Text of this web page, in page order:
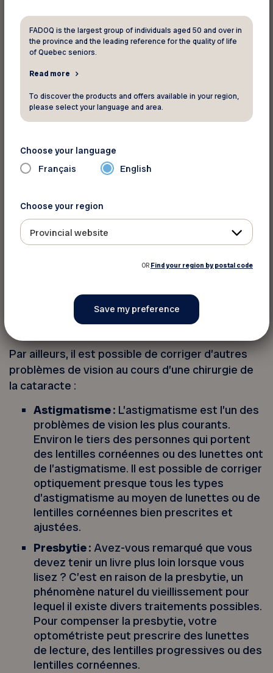
remplacera votre cristallin existant par un
cristallin artificiel. La chirurgie de la cataracte est
considérée comme l’une des interventions les
plus sécuritaires.
« Il est possible de corriger d’autres
chirurgie de la cataracte »
spécialistes secondaires comme des
ophtalmologistes pour faire traiter des maladies
systémiques ou subir une chirurgie de l’oeil au
en charge, conjointement avec les
oculaires et les soins aux patients, avant et
après la chirurgie.
Par ailleurs, il est possible de corriger d’autres
problèmes de vision au cours d’une chirurgie de
la cataracte :
Astigmatisme : L’astigmatisme est l’un des
problèmes de vision les plus courants.
Environ le tiers des personnes qui portent
des lentilles cornéennes ou des lunettes ont
de l’astigmatisme. Il est possible de corriger
optiquement presque tous les types
d’astigmatisme au moyen de lunettes ou de
lentilles cornéennes bien prescrites et
ajustées.
Presbytie : Avez-vous remarqué que vous
devez tenir un livre plus loin lorsque vous
lisez ? C’est en raison de la presbytie, un
phénomène naturel du vieillissement pour
lequel il existe divers traitements possibles.
Pour compenser la presbytie, votre
optométriste peut prescrire des lunettes
de lecture, des lentilles progressives ou des
lentilles cornéennes.
FADOQ is the largest group of individuals aged 50 and over in
the province and the leading reference for the quality of life
of Quebec seniors.
Read more
To discover the products and offers available in your region,
please select your language and area.
Choose your language
Français English
Choose your region
Provincial website
OR Find your region by postal code